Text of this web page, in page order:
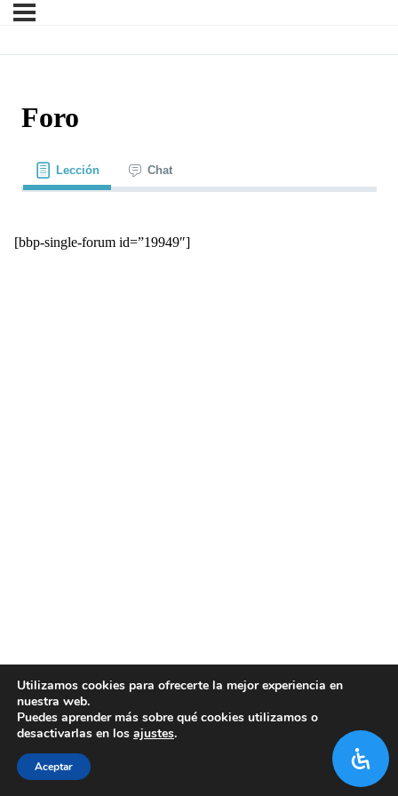
Foro
Lección Chat
[bbp-single-forum id=”19949″]
Utilizamos cookies para ofrecerte la mejor experiencia en
nuestra web.
Puedes aprender más sobre qué cookies utilizamos o
desactivarlas en los ajustes.
Aceptar